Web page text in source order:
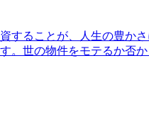
することが、人生の豊か
。世の物件をモテるか否か